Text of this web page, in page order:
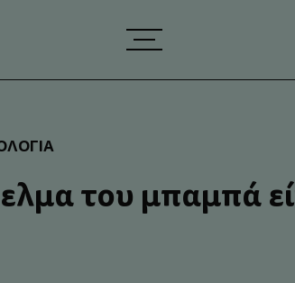
του μπαμπά